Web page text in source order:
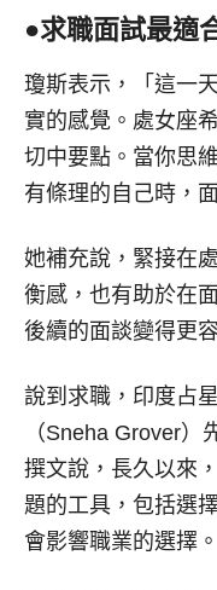
●求職面試最適
瓊斯表示，「這一
實的感覺。處女座
切中要點。當你思
有條理的自己時，
她補充說，緊接在
衡感，也有助於在
後續的面談變得更
說到求職，印度占
（Sneha Grover
撰文說，長久以來
題的工具，包括選
會影響職業的選擇。